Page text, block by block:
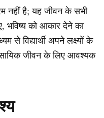
नहीं है; यह जीवन के सभी
भविष्य को आकार देने का
से विद्यार्थी अपने लक्ष्यों के
जीवन के लिए आवश्यक